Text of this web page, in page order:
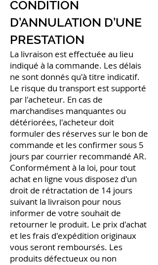
CONDITION
D’ANNULATION D’UNE
PRESTATION
La livraison est effectuée au lieu
indiqué à la commande. Les délais
ne sont donnés qu'à titre indicatif.
Le risque du transport est supporté
par l'acheteur. En cas de
marchandises manquantes ou
détériorées, l'acheteur doit
formuler des réserves sur le bon de
commande et les confirmer sous 5
jours par courrier recommandé AR.
Conformément à la loi, pour tout
achat en ligne vous disposez d'un
droit de rétractation de 14 jours
suivant la livraison pour nous
informer de votre souhait de
retourner le produit. Le prix d'achat
et les frais d'expédition originaux
vous seront remboursés. Les
produits défectueux ou non